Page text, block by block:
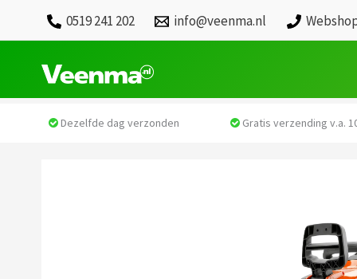
0519 241 202 info@veenma.nl
Dezelfde dag verzonden Gratis verzending v.a.